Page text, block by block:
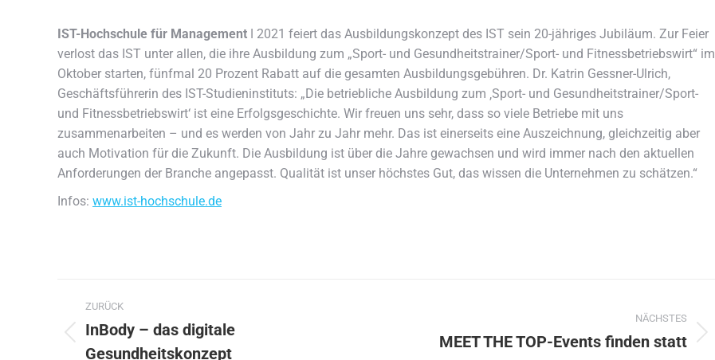
IST-Hochschule für Management ǀ 2021 feiert das Ausbildungskonzept des IST sein 20-jähriges Jubiläum. Zur Feier
verlost das IST unter allen, die ihre Ausbildung zum „Sport- und Gesundheitstrainer/Sport- und Fitnessbetriebswirt“ im
Oktober starten, fünfmal 20 Prozent Rabatt auf die gesamten Ausbildungsgebühren. Dr. Katrin Gessner-Ulrich,
Geschäftsführerin des IST-Studieninstituts: „Die betriebliche Ausbildung zum ‚Sport- und Gesundheitstrainer/Sport-
und Fitnessbetriebswirt‘ ist eine Erfolgsgeschichte. Wir freuen uns sehr, dass so viele Betriebe mit uns
zusammenarbeiten – und es werden von Jahr zu Jahr mehr. Das ist einerseits eine Auszeichnung, gleichzeitig aber
auch Motivation für die Zukunft. Die Ausbildung ist über die Jahre gewachsen und wird immer nach den aktuellen
Anforderungen der Branche angepasst. Qualität ist unser höchstes Gut, das wissen die Unternehmen zu schätzen.“
Infos: www.ist-hochschule.de
Kommentarnavigation
ZURÜCK
Vorheriger
InBody – das digitale
Gesundheitskonzept
NÄCHSTES
NächsterMEET THE TOP-Events finden statt